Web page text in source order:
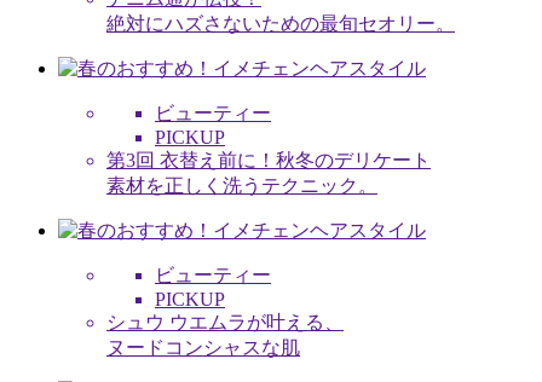
絶対にハズさないための最旬セオリー。
ビューティー
PICKUP
第3回 衣替え前に！秋冬のデリケート
素材を正しく洗うテクニック。
ビューティー
PICKUP
シュウ ウエムラが叶える、
ヌードコンシャスな肌